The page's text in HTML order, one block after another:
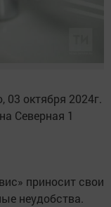
октября 2024г.
Северная 1
приносит свои
неудобства.